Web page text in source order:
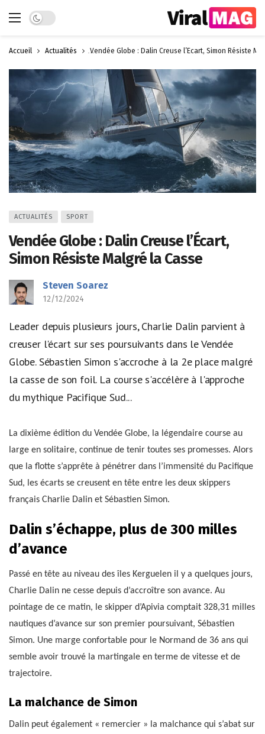
Dark mode
Accueil Actualités Vendée Globe : Dalin Creuse l’Écart, Simon Résiste
ACTUALITÉS SPORT
Vendée Globe : Dalin Creuse l’Écart,
Simon Résiste Malgré la Casse
Steven Soarez
12/12/2024
Leader depuis plusieurs jours, Charlie Dalin parvient à
creuser l'écart sur ses poursuivants dans le Vendée
Globe. Sébastien Simon s'accroche à la 2e place malgré
la casse de son foil. La course s'accélère à l'approche
du mythique Pacifique Sud...
La dixième édition du Vendée Globe, la légendaire course au
large en solitaire, continue de tenir toutes ses promesses. Alors
que la flotte s’apprête à pénétrer dans l’immensité du Pacifique
Sud, les écarts se creusent en tête entre les deux skippers
français Charlie Dalin et Sébastien Simon.
Dalin s’échappe, plus de 300 milles
d’avance
Passé en tête au niveau des îles Kerguelen il y a quelques jours,
Charlie Dalin ne cesse depuis d’accroître son avance. Au
pointage de ce matin, le skipper d’Apivia comptait 328,31 milles
nautiques d’avance sur son premier poursuivant, Sébastien
Simon. Une marge confortable pour le Normand de 36 ans qui
semble avoir trouvé la martingale en terme de vitesse et de
trajectoire.
La malchance de Simon
Dalin peut également « remercier » la malchance qui s’abat sur